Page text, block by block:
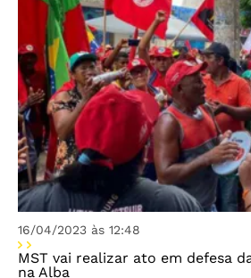
16/04/2023 às 12:48
MST vai realizar ato em defesa
na Alba